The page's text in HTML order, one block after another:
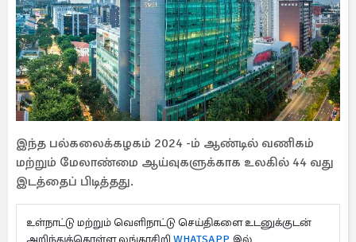
இந்த பல்கலைக்கழகம் 2024 -ம் ஆண்டில் வணிகம்
மற்றும் மேலாண்மை ஆய்வுகளுக்காக உலகில் 44 வது
இடத்தைப் பிடித்தது.
உள்நாட்டு மற்றும் வெளிநாட்டு செய்திகளை உடனுக்குடன்
அறிந்துக்கொள்ள லங்காசிறி WHATSAPP இல்